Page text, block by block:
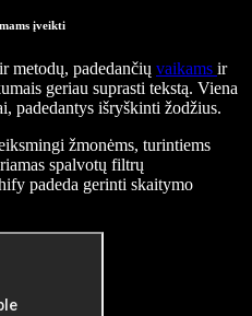
įveikti
metodų, padedančių vaikams ir
geriau suprasti tekstą. Viena
padedantys išryškinti žodžius.
žmonėms, turintiems
spalvotų filtrų
padeda gerinti skaitymo